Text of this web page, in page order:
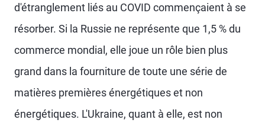
d'étranglement liés au COVID commençaient à se
résorber. Si la Russie ne représente que 1,5 % du
commerce mondial, elle joue un rôle bien plus
grand dans la fourniture de toute une série de
matières premières énergétiques et non
énergétiques. L'Ukraine, quant à elle, est non